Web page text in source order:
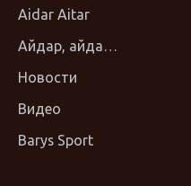
Aidar Aitar
Айдар, айда…
Новости
Видео
Barys Sport